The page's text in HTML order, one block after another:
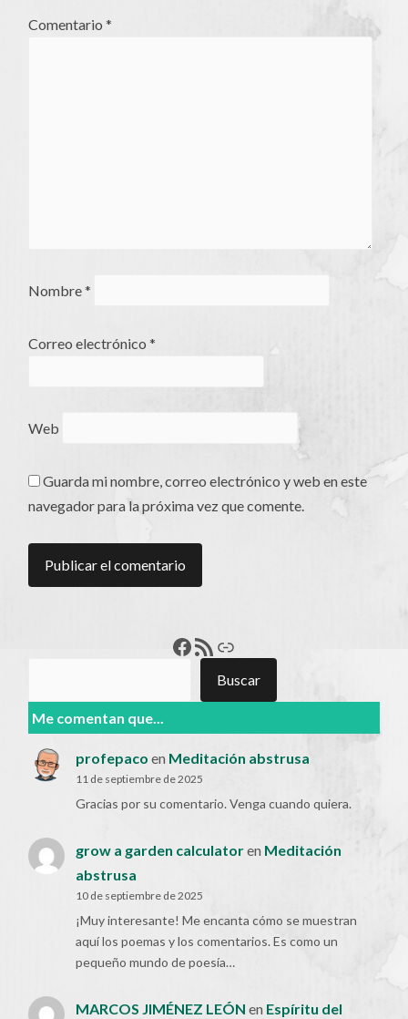
Comentario*
Nombre*
Correo electrónico*
Web
Guarda mi nombre, correo electrónico y web en este
navegador para la próxima vez que comente.
Francisco Pérez
Feed RSSEnlace
Buscar
Me comentan que...
profepaco en Meditación abstrusa
11 de septiembre de 2025
Gracias por su comentario. Venga cuando quiera.
grow a garden calculatoren Meditación
abstrusa
10 de septiembre de 2025
¡Muy interesante! Me encanta cómo se muestran
aquí los poemas y los comentarios. Es como un
pequeño mundo de poesía…
MARCOS JIMÉNEZ LEÓN en Espíritu del